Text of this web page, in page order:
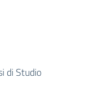
di Studio